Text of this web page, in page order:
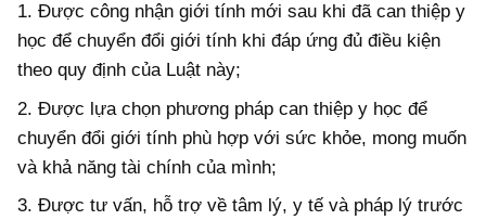
1. Được công nhận giới tính mới sau khi đã can thiệp y
học để chuyển đổi giới tính khi đáp ứng đủ điều kiện
theo quy định của Luật này;
2. Được lựa chọn phương pháp can thiệp y học để
chuyển đổi giới tính phù hợp với sức khỏe, mong muốn
và khả năng tài chính của mình;
3. Được tư vấn, hỗ trợ về tâm lý, y tế và pháp lý trước